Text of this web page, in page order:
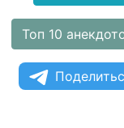
Топ 10